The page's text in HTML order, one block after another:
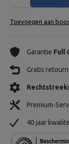
Toevoegen aan
Garantie Full
Gratis
Premium-
40 jaar